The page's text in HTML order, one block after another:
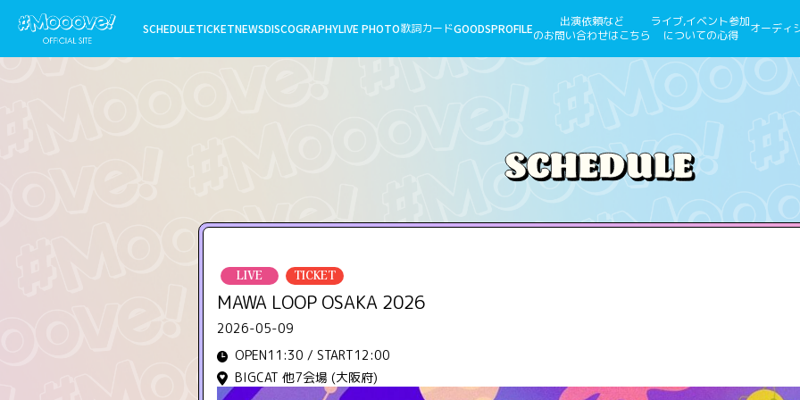
SCHEDULETICKETNEWSDISCOGRAPHYLIVE PHOTO歌詞カードGOODSPROFILE
出演依頼など
のお問い合わせはこちら
ライブ,イベント参加
についての心得
オーディ
LIVE TICKET
MAWA LOOP OSAKA 2026
2026-05-09
OPEN11:30 / START12:00
BIGCAT 他7会場 (大阪府)